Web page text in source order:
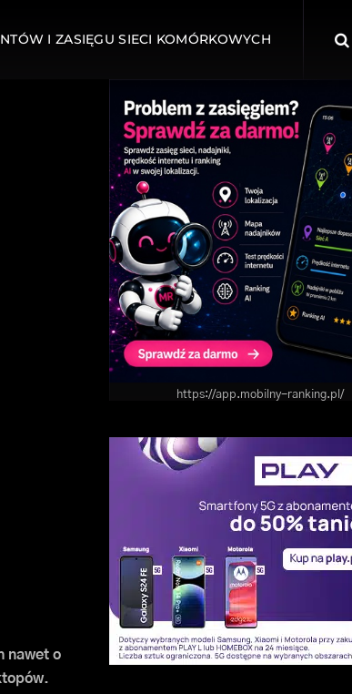
I ZASIĘGU SIECI KOMÓRKOWYCH
for:
nawet o
https://app.mobilny-ranking.pl/